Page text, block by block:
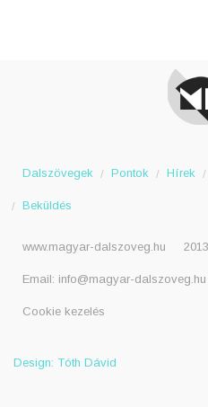
Dalszövegek Pontok Hírek
Beküldés
www.magyar-dalszoveg.hu
Email: info@magyar-dalszoveg.hu
Cookie kezelés
Design: Tóth Dávid